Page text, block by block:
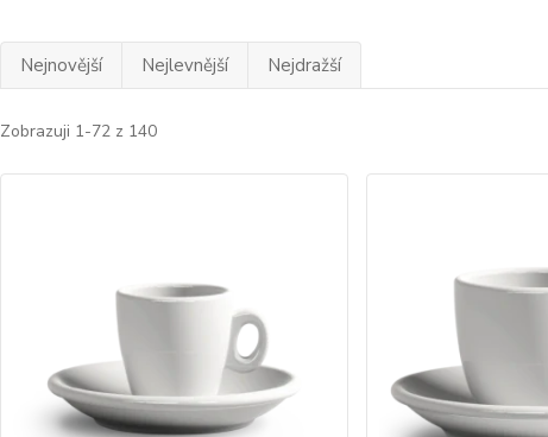
Nejnovější Nejlevnější Nejdražší
Zobrazuji 1-72 z 140